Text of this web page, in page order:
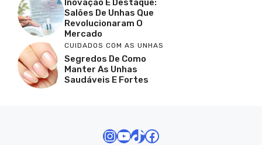
Inovação E Destaque:
Salões De Unhas Que
Revolucionaram O
Mercado
CUIDADOS COM AS UNHAS
Segredos De Como
Manter As Unhas
Saudáveis E Fortes
Instagram
Youtube
TikTok
Facebook